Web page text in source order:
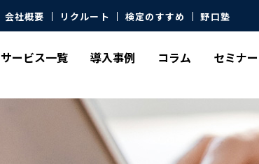
サービス一覧 導入事例 コラム セミナー
会社概要 リクルート 検定のすすめ 野口塾